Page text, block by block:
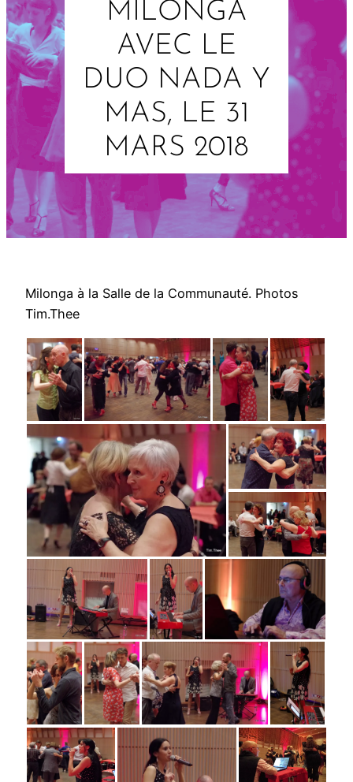
MILONGA
AVEC LE
DUO NADA Y
MAS, LE 31
MARS 2018
Milonga à la Salle de la Communauté. Photos
Tim.Thee